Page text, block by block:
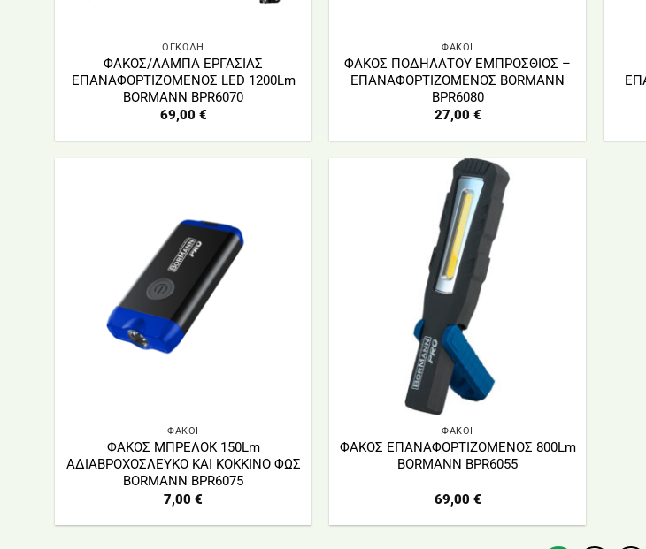
ΟΓΚΩΔΗ
ΦΑΚΟΣ/ΛΑΜΠΑ ΕΡΓΑΣΙΑΣ
ΕΠΑΝΑΦΟΡΤΙΖΟΜΕΝΟΣ LED 1200Lm
BORMANN BPR6070
69,00 €
ΦΑΚΟΙ
ΦΑΚΟΣ ΠΟΔΗΛΑΤΟΥ ΕΜΠΡΟΣΘΙΟΣ –
ΕΠΑΝΑΦΟΡΤΙΖΟΜΕΝΟΣ BORMANN
BPR6080
27,00 €
ΦΑΚΟΙ
ΦΑΚΟΣ ΜΠΡΕΛΟΚ 150Lm
ΑΔΙΑΒΡΟΧΟΣΛΕΥΚΟ ΚΑΙ ΚΟΚΚΙΝΟ ΦΩΣ
BORMANN BPR6075
7,00 €
ΦΑΚΟΙ
ΦΑΚΟΣ ΕΠΑΝΑΦΟΡΤΙΖΟΜΕΝΟΣ 800Lm
BORMANN BPR6055
69,00 €